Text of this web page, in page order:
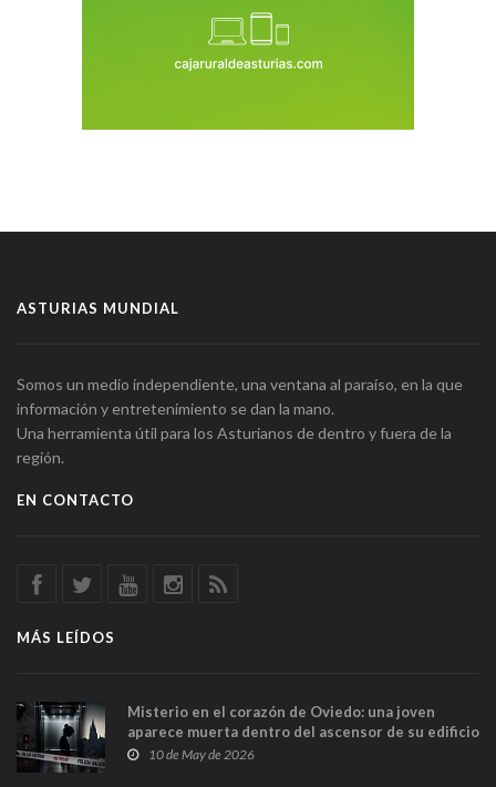
ASTURIAS MUNDIAL
Somos un medio independiente, una ventana al paraíso, en la que
información y entretenimiento se dan la mano.
Una herramienta útil para los Asturianos de dentro y fuera de la
región.
EN CONTACTO
MÁS LEÍDOS
Misterio en el corazón de Oviedo: una joven
aparece muerta dentro del ascensor de su edificio
y las cámaras captan sus últimos minutos
10 de May de 2026